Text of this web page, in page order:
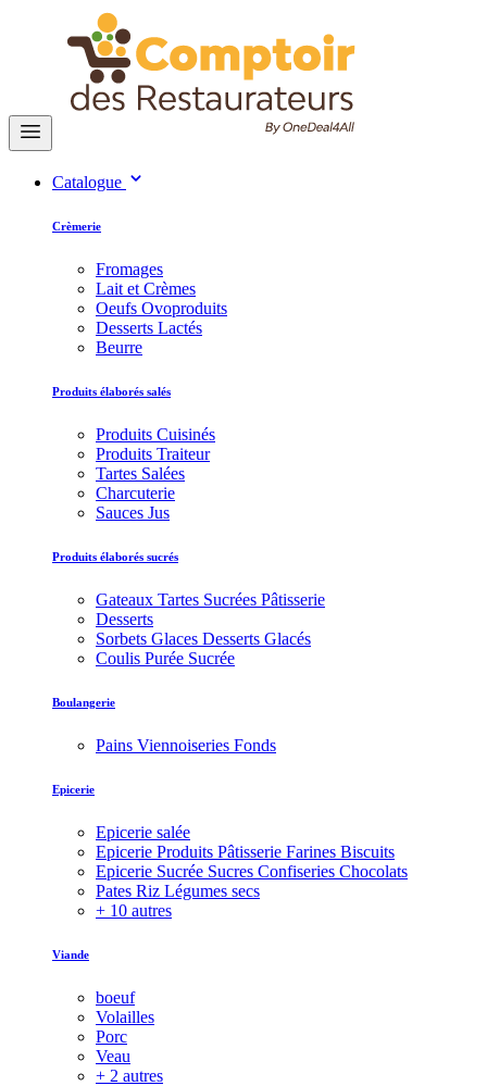
Catalogue
Crèmerie
Fromages
Lait et Crèmes
Oeufs Ovoproduits
Desserts Lactés
Beurre
Produits élaborés salés
Produits Cuisinés
Produits Traiteur
Tartes Salées
Charcuterie
Sauces Jus
Produits élaborés sucrés
Gateaux Tartes Sucrées Pâtisserie
Desserts
Sorbets Glaces Desserts Glacés
Coulis Purée Sucrée
Boulangerie
Pains Viennoiseries Fonds
Epicerie
Epicerie salée
Epicerie Produits Pâtisserie Farines Biscuits
Epicerie Sucrée Sucres Confiseries Chocolats
Pates Riz Légumes secs
+ 10 autres
Viande
boeuf
Volailles
Porc
Veau
+ 2 autres